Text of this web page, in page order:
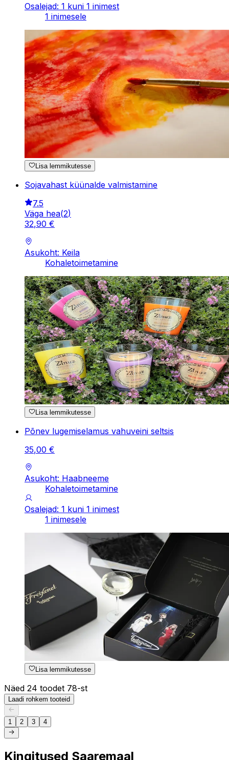
Osalejad: 1 kuni 1 inimest
1 inimesele
Lisa lemmikutesse
Sojavahast küünalde valmistamine
7.5
Väga hea(2)
32,90 €
Asukoht: Keila
Kohaletoimetamine
Lisa lemmikutesse
Põnev lugemiselamus vahuveini seltsis
35,00 €
Asukoht: Haabneeme
Kohaletoimetamine
Osalejad: 1 kuni 1 inimest
1 inimesele
Lisa lemmikutesse
Näed 24 toodet 78-st
Laadi rohkem tooteid
1 2 3 4
Kingitused Saaremaal